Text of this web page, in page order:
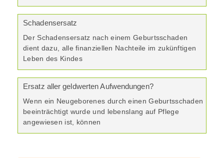
Schadensersatz
Der Schadensersatz nach einem Geburtsschaden
dient dazu, alle finanziellen Nachteile im zukünftigen
Leben des Kindes
Ersatz aller geldwerten Aufwendungen?
Wenn ein Neugeborenes durch einen Geburtsschaden
beeinträchtigt wurde und lebenslang auf Pflege
angewiesen ist, können